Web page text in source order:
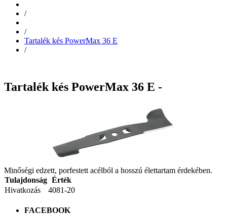
/
/
Tartalék kés PowerMax 36 E
/
Tartalék kés PowerMax 36 E -
Minőségi edzett, porfestett acélból a hosszú élettartam érdekében.
Tulajdonság Érték
Hivatkozás
4081-20
FACEBOOK